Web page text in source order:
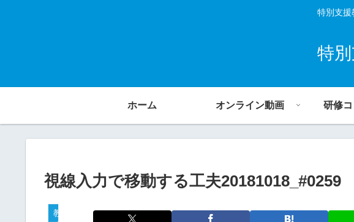
特別支援
特
ホーム オンライン動画 研修
視線入力で移動する工夫20181018_#0259
教材活用動画